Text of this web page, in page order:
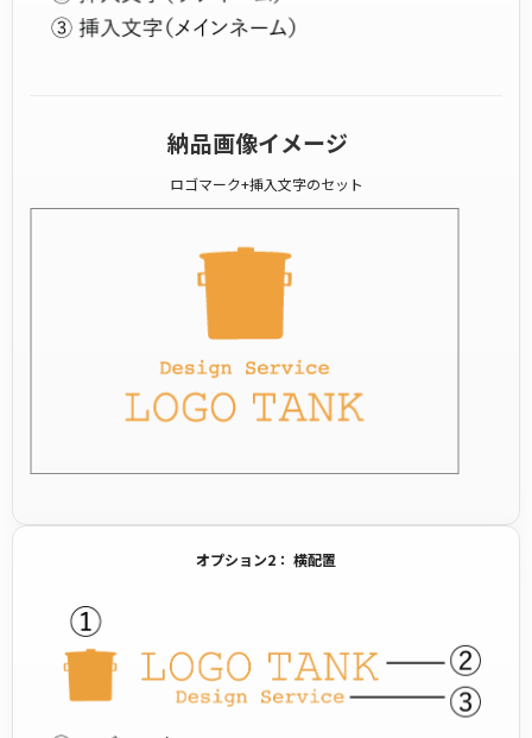
納品画像イメージ
ロゴマーク+挿入文字のセット
オプション2： 横配置